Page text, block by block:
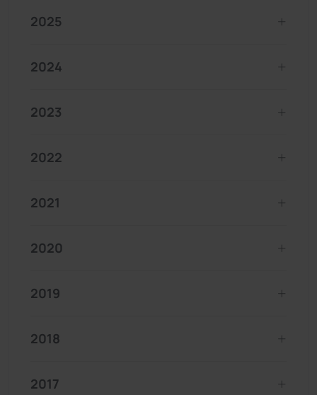
2025
2024
2023
2022
2021
2020
2019
2018
2017